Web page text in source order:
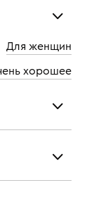
1 шт
0,15
Для женщин
хорошее